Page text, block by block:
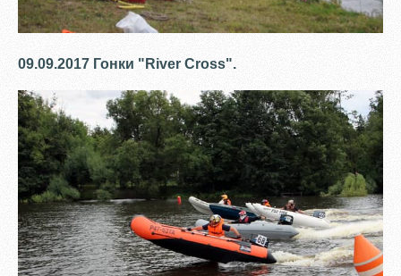
09.09.2017 Гонки "River Cross".